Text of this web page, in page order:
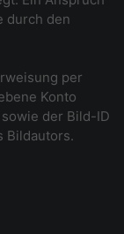
durch den
per
Konto
der Bild-ID
Bildautors.